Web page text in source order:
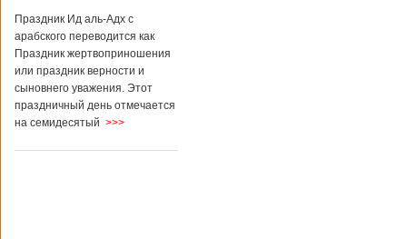
Праздник Ид аль-Адх с
арабского переводится как
Праздник жертвоприношения
или праздник верности и
сыновнего уважения. Этот
праздничный день отмечается
на семидесятый >>>